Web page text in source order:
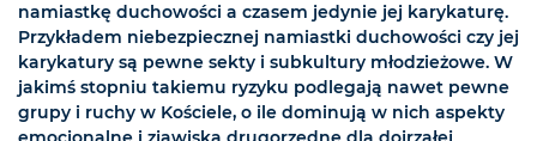
namiastkę duchowości a czasem jedynie jej karykaturę.
Przykładem niebezpiecznej namiastki duchowości czy jej
karykatury są pewne sekty i subkultury młodzieżowe. W
jakimś stopniu takiemu ryzyku podlegają nawet pewne
grupy i ruchy w Kościele, o ile dominują w nich aspekty